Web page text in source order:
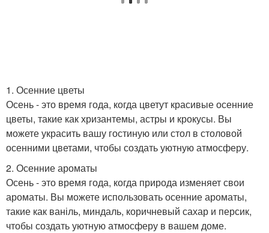
1. Осенние цветы
Осень - это время года, когда цветут красивые осенние
цветы, такие как хризантемы, астры и крокусы. Вы
можете украсить вашу гостиную или стол в столовой
осенними цветами, чтобы создать уютную атмосферу.
2. Осенние ароматы
Осень - это время года, когда природа изменяет свои
ароматы. Вы можете использовать осенние ароматы,
такие как ваніль, миндаль, коричневый сахар и персик,
чтобы создать уютную атмосферу в вашем доме.